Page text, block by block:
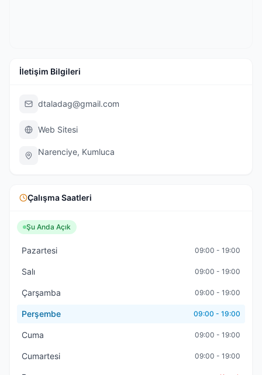
İletişim Bilgileri
dtaladag@gmail.com
Web Sitesi
Narenciye, Kumluca
Çalışma Saatleri
Şu Anda Açık
Pazartesi 09:00 - 19:00
Salı 09:00 - 19:00
Çarşamba 09:00 - 19:00
Perşembe 09:00 - 19:00
Cuma 09:00 - 19:00
Cumartesi 09:00 - 19:00